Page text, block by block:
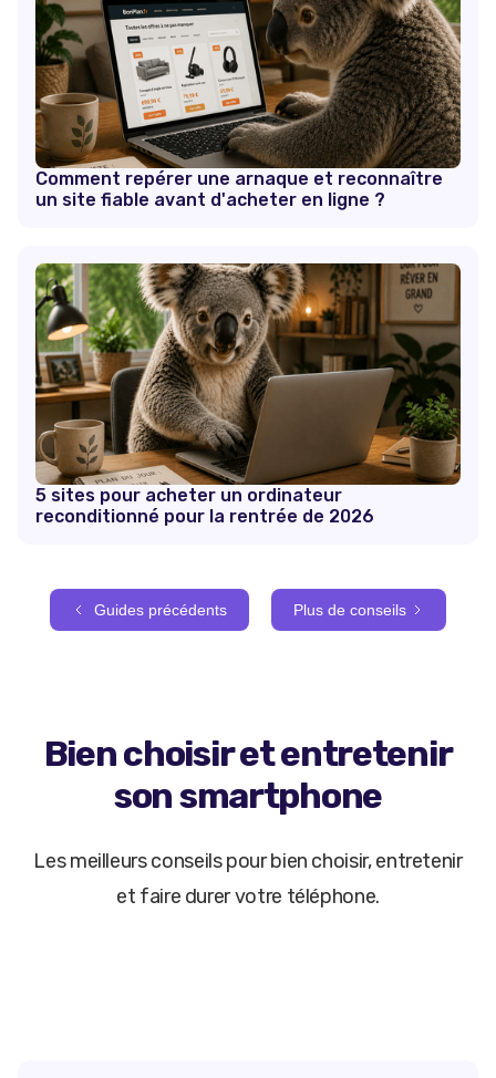
Comment repérer une arnaque et reconnaître
un site fiable avant d'acheter en ligne ?
5 sites pour acheter un ordinateur
reconditionné pour la rentrée de 2026
Guides précédents Plus de conseils
Bien choisir et entretenir
son smartphone
Les meilleurs conseils pour bien choisir, entretenir
et faire durer votre téléphone.